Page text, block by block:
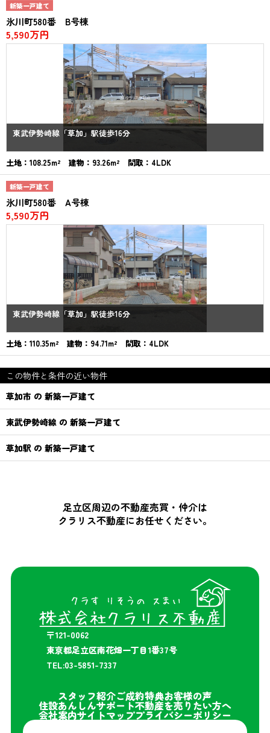
新築一戸建て
氷川町580番 B号棟
5,590万円
東武伊勢崎線「草加」駅徒歩16分
土地：108.25m² 建物：93.26m² 間取：4LDK
新築一戸建て
氷川町580番 A号棟
5,590万円
東武伊勢崎線「草加」駅徒歩16分
土地：110.35m² 建物：94.71m² 間取：4LDK
この物件と条件の近い物件
草加市 の 新築一戸建て
東武伊勢崎線 の 新築一戸建て
草加駅 の 新築一戸建て
足立区周辺の不動産売買・仲介は
クラリス不動産にお任せください。
〒121-0062
東京都足立区南花畑一丁目1番37号
TEL:03-5851-7337
スタッフ紹介ご成約特典お客様の声
住設あんしんサポート不動産を売りたい方へ
会社案内サイトマッププライバシーポリシー